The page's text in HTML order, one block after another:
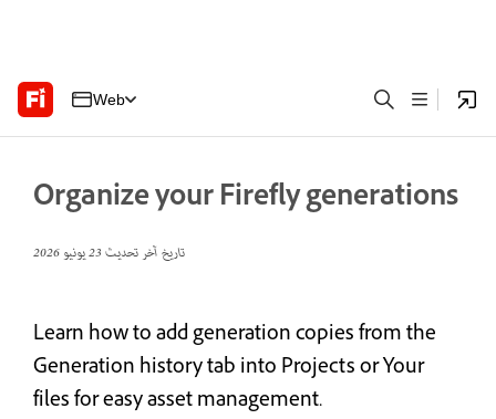
Web
Organize your Firefly generations
تاريخ آخر تحديث23 يونيو 2026
Learn how to add generation copies from the
Generation history tab into Projects or Your
files for easy asset management.